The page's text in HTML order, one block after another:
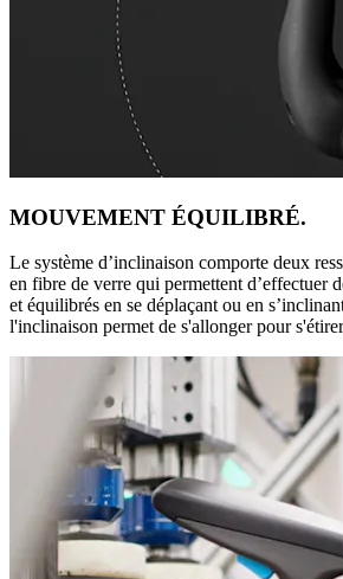
MOUVEMENT ÉQUILIBRÉ.
Le système d’inclinaison comporte deux
en fibre de verre qui permettent d’effectuer
et équilibrés en se déplaçant ou en
l'inclinaison permet de s'allonger pour